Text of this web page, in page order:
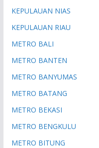
KEPULAUAN NIAS
KEPULAUAN RIAU
METRO BALI
METRO BANTEN
METRO BANYUMAS
METRO BATANG
METRO BEKASI
METRO BENGKULU
METRO BITUNG